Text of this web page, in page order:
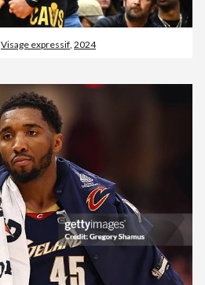
Visage expressif, 2024